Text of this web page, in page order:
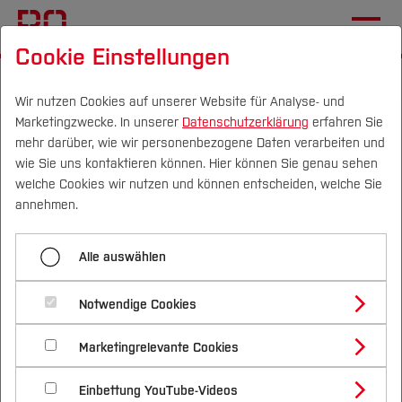
Campus Personen DE|EN Quicklinks
Studium
Studienangebote
Bachelorstudiengänge
Masterstudiengänge
Vor dem Studium
Bewerben & Einschreiben
Bewerbungsportal
Im Studium
Studienbüros und Prüfungen
Nach dem Studium
Forschung & Transfer
Profil
Forschungs- und Transferprofil
Schwerpunkte (FuT)
Beratung & Förderung
Nachhaltigkeit
Nachhaltigkeit studieren
International
Moodle-Tool: Board
20.05.2026
Wie können Sie Studierende in
Moodle einfach und sichtbar
beteiligen? Eine Möglichkeit ist das
Board in Moodle
Cookie Einstellungen
Wir nutzen Cookies auf unserer Website für Analyse- und
Marketingzwecke. In unserer Datenschutzerklärung erfahren Sie
mehr darüber, wie wir personenbezogene Daten verarbeiten und
wie Sie uns kontaktieren können. Hier können Sie genau sehen
welche Cookies wir nutzen und können entscheiden, welche Sie
annehmen.
Alle auswählen
Notwendige Cookies
Marketingrelevante Cookies
Einbettung YouTube-Videos